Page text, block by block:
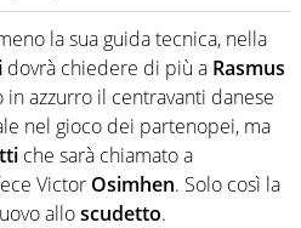
la sua guida tecnica, nella
dovrà chiedere di più a Rasmus
in azzurro il centravanti danese
nel gioco dei partenopei, ma
che sarà chiamato a
Victor Osimhen. Solo così la
alloscudetto.